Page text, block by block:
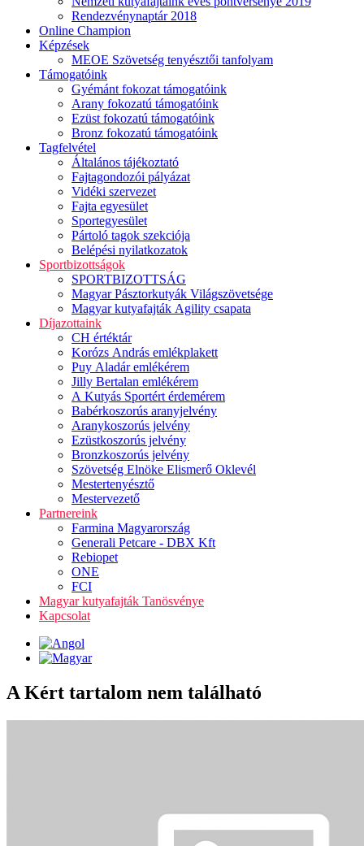
Rendezvénynaptár 2018
Online Champion
Képzések
MEOE Szövetség tenyésztői tanfolyam
Támogatóink
Gyémánt fokozat támogatóink
Arany fokozatú támogatóink
Ezüst fokozatú támogatóink
Bronz fokozatú támogatóink
Tagfelvétel
Általános tájékoztató
Fajtagondozói pályázat
Vidéki szervezet
Fajta egyesület
Sportegyesület
Pártoló tagok szekciója
Belépési nyilatkozatok
Sportbizottságok
SPORTBIZOTTSÁG
Magyar Pásztorkutyák Világszövetsége
Magyar kutyafajták Agility csapata
Díjazottaink
CH értéktár
Korózs András emlékplakett
Puy Aladár emlékérem
Jilly Bertalan emlékérem
A Kutyás Sportért érdemérem
Babérkoszorús aranyjelvény
Aranykoszorús jelvény
Ezüstkoszorús jelvény
Bronzkoszorús jelvény
Szövetség Elnöke Elismerő Oklevél
Mestertenyésztő
Mestervezető
Partnereink
Farmina Magyarország
Generali Petcare - DBX Kft
Rebiopet
ONE
FCI
Magyar kutyafajták Tanösvénye
Kapcsolat
A Kért tartalom nem található